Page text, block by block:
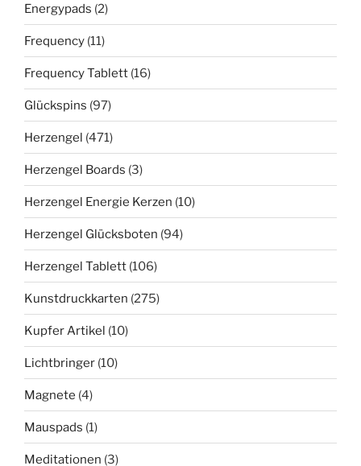
Energypads (2)
Frequency (11)
Frequency Tablett (16)
Glückspins (97)
Herzengel (471)
Herzengel Boards (3)
Herzengel Energie Kerzen (10)
Herzengel Glücksboten (94)
Herzengel Tablett (106)
Kunstdruckkarten (275)
Kupfer Artikel (10)
Lichtbringer (10)
Magnete (4)
Mauspads (1)
Meditationen (3)